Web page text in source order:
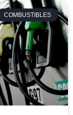
COMBUSTIBLES